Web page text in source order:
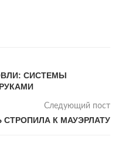
СИСТЕМЫ
Следующий пост
СТРОПИЛА К МАУЭРЛАТУ